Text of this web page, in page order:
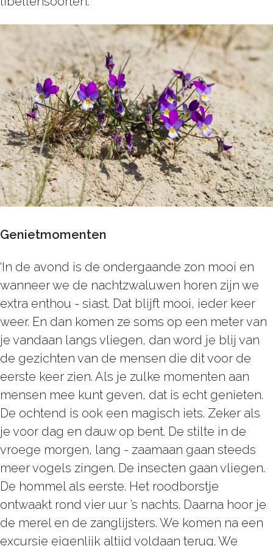
Genietmomenten
‘In de avond is de ondergaande zon mooi en
wanneer we de nachtzwaluwen horen zijn we
extra enthou - siast. Dat blijft mooi, ieder keer
weer. En dan komen ze soms op een meter van
je vandaan langs vliegen, dan word je blij van
de gezichten van de mensen die dit voor de
eerste keer zien. Als je zulke momenten aan
mensen mee kunt geven, dat is echt genieten.
De ochtend is ook een magisch iets. Zeker als
je voor dag en dauw op bent. De stilte in de
vroege morgen, lang - zaamaan gaan steeds
meer vogels zingen. De insecten gaan vliegen.
De hommel als eerste. Het roodborstje
ontwaakt rond vier uur ’s nachts. Daarna hoor je
de merel en de zanglijsters. We komen na een
excursie eigenlijk altijd voldaan terug. We